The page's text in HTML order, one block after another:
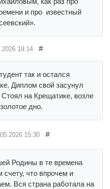
и про известный
19:14 #
так и остался
Диплом свой засунул
на Крещатике, возле
дно.
15:30 #
Родины в те времена
что впрочем и
Вся страна работала на